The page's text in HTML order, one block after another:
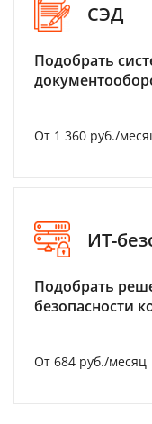
СЭД
Подобрать
От 1 360 руб./
ИТ-
Подобрать
безопасности
От 684 руб./месяц